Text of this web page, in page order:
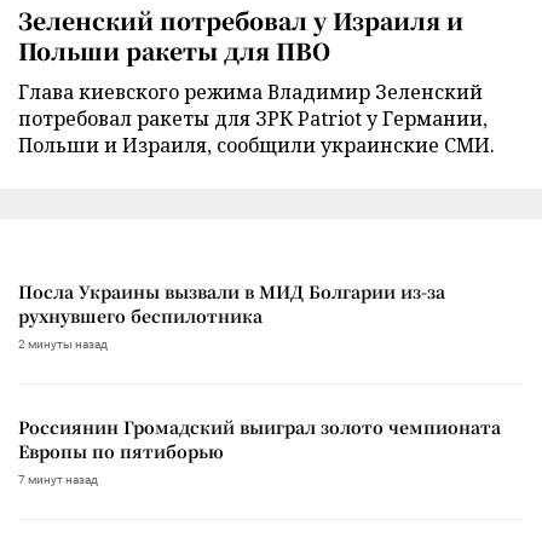
Зеленский потребовал у Израиля и
Польши ракеты для ПВО
Глава киевского режима Владимир Зеленский
потребовал ракеты для ЗРК Patriot у Германии,
Польши и Израиля, сообщили украинские СМИ.
Посла Украины вызвали в МИД Болгарии из-за
рухнувшего беспилотника
2 минуты назад
Россиянин Громадский выиграл золото чемпионата
Европы по пятиборью
7 минут назад